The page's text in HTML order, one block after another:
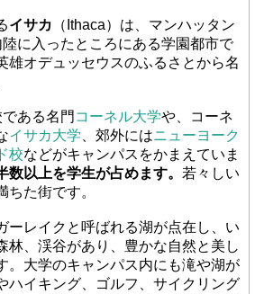
イサカ （Ithaca）は、マンハッタン
に入ったところにある学園都市で
雄オデュッセウスのふるさとから名
ある名門 コーネル大学や、コーネ
イサカ大学 、郊外にはニューヨーク
校などがキャンパスをかまえていま
数以上を学生が占めます。 若々しい
ちた街です。
ーレイクと呼ばれる湖が点在し、い
林、渓谷があり、豊かな自然と美し
。大学のキャンパス内にも滝や湖が
ハイキング、ゴルフ、サイクリング